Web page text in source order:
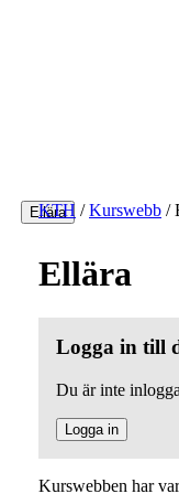
Ellära
KTH / Kurswebb /
Ellära
Logga in till
Du är inte
Logga in
Kurswebben har